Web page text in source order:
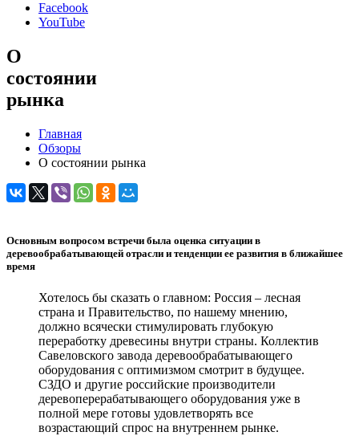
Facebook
YouTube
О
состоянии
рынка
Главная
Обзоры
О состоянии рынка
Основным вопросом встречи была оценка ситуации в
деревообрабатывающей отрасли и тенденции ее развития в ближайшее
время
Хотелось бы сказать о главном: Россия – лесная
страна и Правительство, по нашему мнению,
должно всячески стимулировать глубокую
переработку древесины внутри страны. Коллектив
Савеловского завода деревообрабатывающего
оборудования с оптимизмом смотрит в будущее.
СЗДО и другие российские производители
деревоперерабатывающего оборудования уже в
полной мере готовы удовлетворять все
возрастающий спрос на внутреннем рынке.